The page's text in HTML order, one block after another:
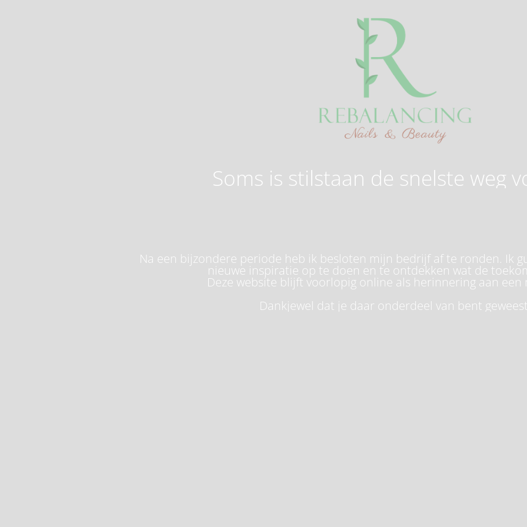
Soms is stilstaan de snelste weg
Na een bijzondere periode heb ik besloten mijn bedrijf af te ronden. Ik
nieuwe inspiratie op te doen en te ontdekken wat de
Deze website blijft voorlopig online als herinnering aan een
Dankjewel dat je daar onderdeel van bent